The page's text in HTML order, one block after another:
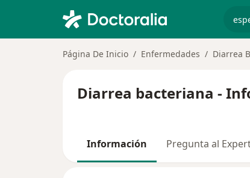
Página De Inicio Enfermedades Diarrea
Diarrea bacteriana -
Información Pregunta al